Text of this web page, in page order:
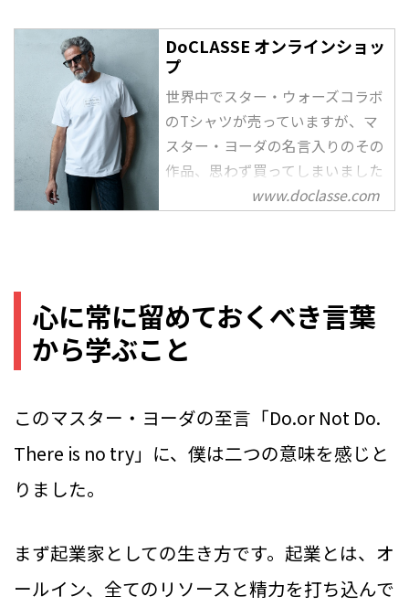
DoCLASSE オンラインショッ
プ
世界中でスター・ウォーズコラボ
のTシャツが売っていますが、マ
スター・ヨーダの名言入りのその
作品、思わず買ってしまいました
www.doclasse.com
心に常に留めておくべき言葉
から学ぶこと
このマスター・ヨーダの至言「Do.or Not Do.
There is no try」に、僕は二つの意味を感じと
りました。
まず起業家としての生き方です。起業とは、オ
ールイン、全てのリソースと精力を打ち込んで